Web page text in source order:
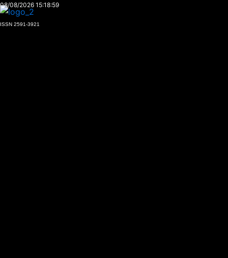
Ir
08/08/2026 15:18:59
ISSN 2591-3921